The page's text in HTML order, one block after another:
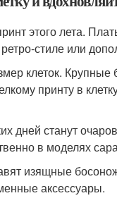
этого лета.
стиле или
клеток. Крупные
принту в
дней станут
в моделях
изящные
аксессуары.